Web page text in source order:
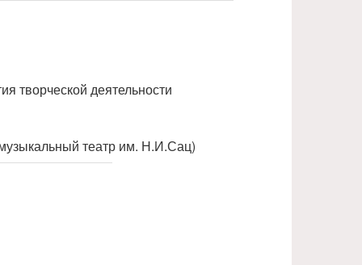
творческой деятельности
театр им. Н.И.Сац)